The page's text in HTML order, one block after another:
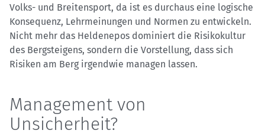
Volks- und Breitensport, da ist es durchaus eine logische
Konsequenz, Lehrmeinungen und Normen zu entwickeln.
Nicht mehr das Heldenepos dominiert die Risikokultur
des Bergsteigens, sondern die Vorstellung, dass sich
Risiken am Berg irgendwie managen lassen.
Management von
Unsicherheit?